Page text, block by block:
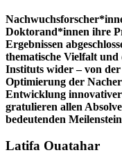
Doktorand*innen ihre
Ergebnissen
thematische Vielfalt und
Instituts wider – von
Optimierung der
Entwicklung
gratulieren allen
bedeutenden
Latifa Ouatahar